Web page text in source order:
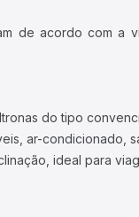
de acordo com a
do tipo
ar-condicionado,
ideal para